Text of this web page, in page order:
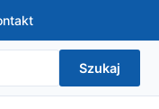
Szukaj